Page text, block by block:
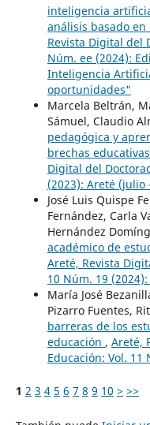
inteligencia
análisis basado
Revista Digital del
Núm. ee (2024):
Inteligencia
oportunidades"
Marcela Beltrán,
Sámuel, Claudio
pedagógica y
brechas
Digital del
(2023): Areté
José Luis Quispe
Fernández, Carla
Hernández
académico de
Areté, Revista
10 Núm. 19
María José
Pizarro Fuentes,
barreras de los
educación , Areté,
Educación: Vol. 11
1 2 3 4 5 6 7 8 9 10 > >>